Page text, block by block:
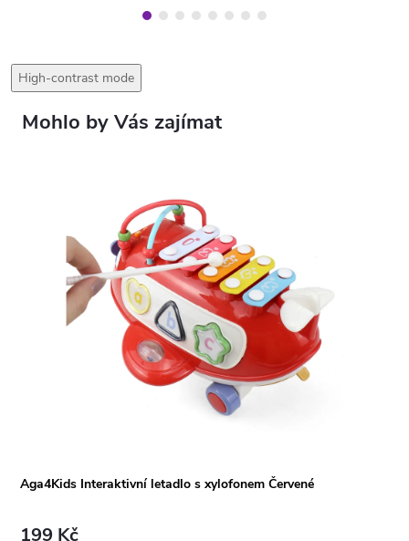
High-contrast mode
Aga4Kids Interaktivní letadlo s xylofonem Červené
199 Kč